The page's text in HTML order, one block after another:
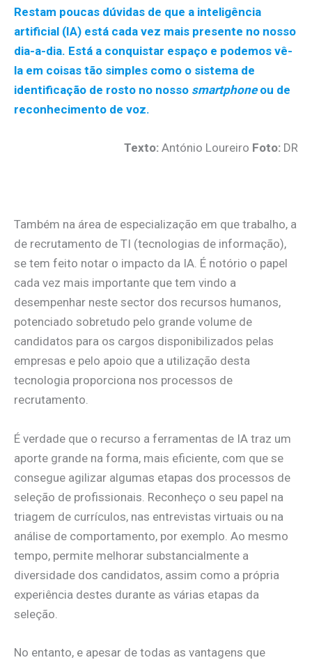
Restam poucas dúvidas de que a inteligência
artificial (IA) está cada vez mais presente no nosso
dia-a-dia. Está a conquistar espaço e podemos vê-
la em coisas tão simples como o sistema de
identificação de rosto no nosso smartphoneou de
reconhecimento de voz.
Texto: António Loureiro Foto: DR
Também na área de especialização em que trabalho, a
de recrutamento de TI (tecnologias de informação),
se tem feito notar o impacto da IA. É notório o papel
cada vez mais importante que tem vindo a
desempenhar neste sector dos recursos humanos,
potenciado sobretudo pelo grande volume de
candidatos para os cargos disponibilizados pelas
empresas e pelo apoio que a utilização desta
tecnologia proporciona nos processos de
recrutamento.
É verdade que o recurso a ferramentas de IA traz um
aporte grande na forma, mais eficiente, com que se
consegue agilizar algumas etapas dos processos de
seleção de profissionais. Reconheço o seu papel na
triagem de currículos, nas entrevistas virtuais ou na
análise de comportamento, por exemplo. Ao mesmo
tempo, permite melhorar substancialmente a
diversidade dos candidatos, assim como a própria
experiência destes durante as várias etapas da
seleção.
No entanto, e apesar de todas as vantagens que